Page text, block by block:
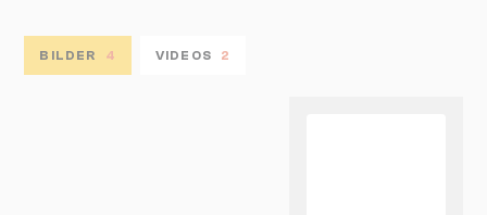
BILDER 4 VIDEOS 2